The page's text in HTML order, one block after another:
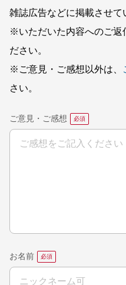
雑誌広告などに掲載させて
※いただいた内容へのご返
ださい。
※ご意見・ご感想以外は、
さい。
ご意見・ご感想
お名前